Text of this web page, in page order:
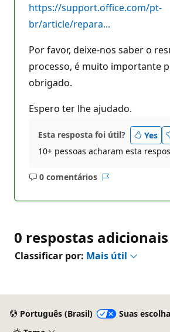
https://support.office.com/pt-
br/article/repara...
Por favor, deixe-nos saber o
processo, é muito importante
obrigado.
Espero ter lhe ajudado.
Esta resposta foi útil? Yes
10+ pessoas acharam esta
0 comentários
Sem
0 respostas adicionais
Classificar por: Mais útil
Português (Brasil)
Suas